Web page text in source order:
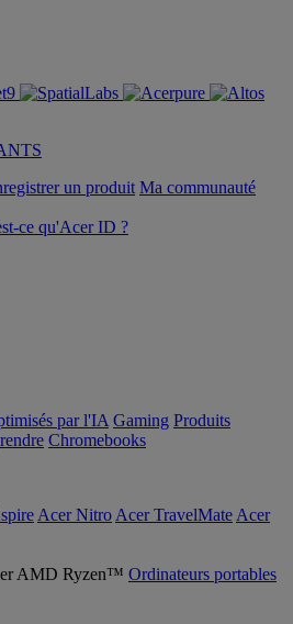
un produit Ma communauté
ce qu'Acer ID ?
par l'IA Gaming Produits
Chromebooks
Acer Nitro Acer TravelMate Acer
Ordinateurs portables